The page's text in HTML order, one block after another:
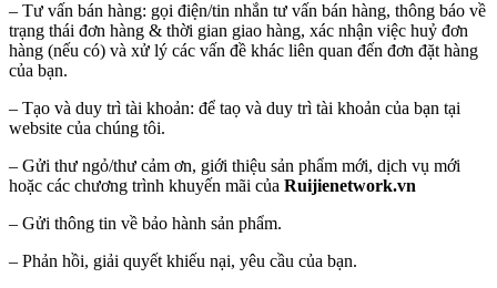
– Tư vấn bán hàng: gọi điện/tin nhắn tư vấn bán hàng, thông báo về
trạng thái đơn hàng & thời gian giao hàng, xác nhận việc huỷ đơn
hàng (nếu có) và xử lý các vấn đề khác liên quan đến đơn đặt hàng
của bạn.
– Tạo và duy trì tài khoản: để taọ và duy trì tài khoản của bạn tại
website của chúng tôi.
– Gửi thư ngỏ/thư cảm ơn, giới thiệu sản phẩm mới, dịch vụ mới
hoặc các chương trình khuyến mãi của Ruijienetwork.vn
– Gửi thông tin về bảo hành sản phẩm.
– Phản hồi, giải quyết khiếu nại, yêu cầu của bạn.